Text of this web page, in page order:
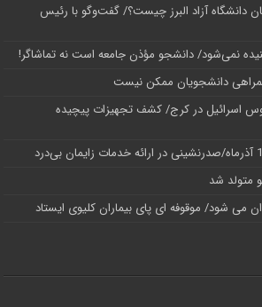
دانشگاه آزاد البرز چیست؟/ گفت‌وگو با رئیس
نمی‌شود/ دانشجو مؤذن جامعه است نه تماشاگر!
دانشجویان ممکن نیست
اسرائیل در کرج/‌ کشف تجهیزات پیچیده
متولد شد
می شود/ موقوفه ای پای بیماران کلیوی ایستاد